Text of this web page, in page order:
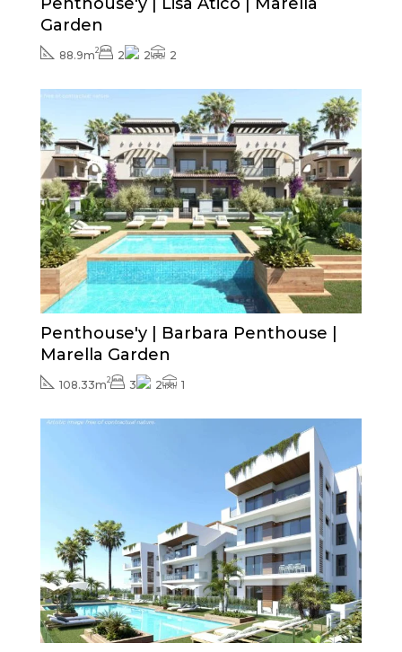
Garden
88.9m2 2 2 2
Cena od
400.000€
Penthouse'y | Barbara Penthouse |
Marella Garden
108.33m2 3 2 1
Cena od
349.000€